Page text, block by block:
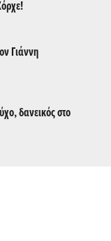
Γιάννη
δανεικός στο